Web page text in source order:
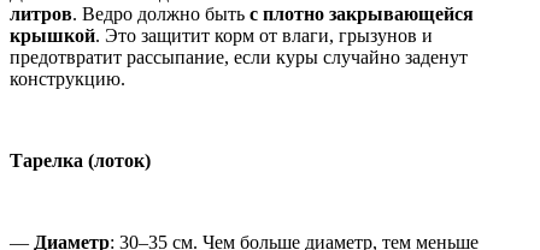
литров. Ведро должно быть с плотно закрывающейся
крышкой. Это защитит корм от влаги, грызунов и
предотвратит рассыпание, если куры случайно заденут
конструкцию.
Тарелка (лоток)
— Диаметр: 30–35 см. Чем больше диаметр, тем меньше